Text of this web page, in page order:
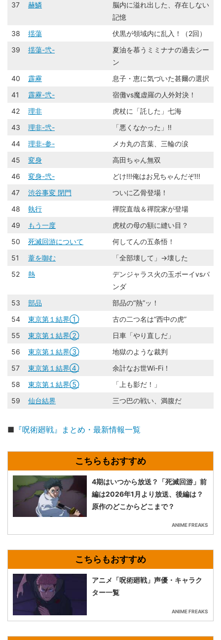
37
赫鱗
脳内に溢れ出した、存在しない
記憶
38
揺蕩
伏黒が領域内に乱入！（2回）
39
揺蕩-弐-
夏油を慕うミミナナの過去シー
ン
40
霹靂
息子・恵に気づいた甚爾の選択
41
霹靂-弐-
宿儺vs魔虚羅の人外対決！
42
理非
虎杖に「託した」七海
43
理非-弐-
「悪くなかった」!!
44
理非-参-
メカ丸の言葉、三輪の涙
45
変身
高田ちゃん無双
46
変身-弐-
どけ!!!俺はお兄ちゃんだぞ!!!
47
渋谷事変 閉門
ついに乙骨登場！
48
執行
禪院直哉＆禪院家が登場
49
もう一度
虎杖の母の額に縫い目？
50
死滅回游について
何してんの五条悟！
51
葦を啣む
「全部壊して」→壊した
52
熱
デンジャラス火の玉ボーイvsパ
ンダ
53
部品
部品の“熱”ッ！
54
東京第１結界①
古の二つ名は“西中の虎”
55
東京第１結界②
日車「やり直しだ」
56
東京第１結界③
地獄のような裁判
57
東京第１結界④
余計なお世Wi-Fi！
58
東京第１結界⑤
「上も影だ！」
59
仙台結界 三つ巴の戦い、満腹だ
■ 『呪術廻戦』まとめ・最新情報一覧
4期はいつから放送？「死滅回游」前
編は2026年1月より放送、後編は？
原作のどこからどこまで？
ANIME FREAKS
アニメ「呪術廻戦」声優・キャラク
ター一覧
ANIME FREAKS